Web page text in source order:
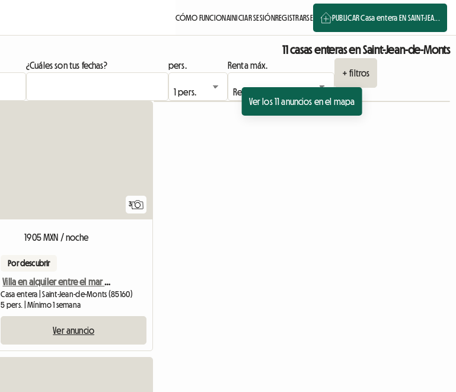
CÓMO FUNCIONAINICIAR SESIÓNREGISTRARSE PUBLICAR Casa entera EN SAINT-JEA...
11 casas enteras en Saint-Jean-de-Monts
¿Cuáles son tus fechas? pers.
Renta máx.
+ filtros
Ver los 11 anuncios en el mapa
3
1905 MXN / noche
Por descubrir
Villa en alquiler entre el mar y el bosque
Casa entera | Saint-Jean-de-Monts (85160)
5 pers. | Mínimo 1 semana
Ver anuncio